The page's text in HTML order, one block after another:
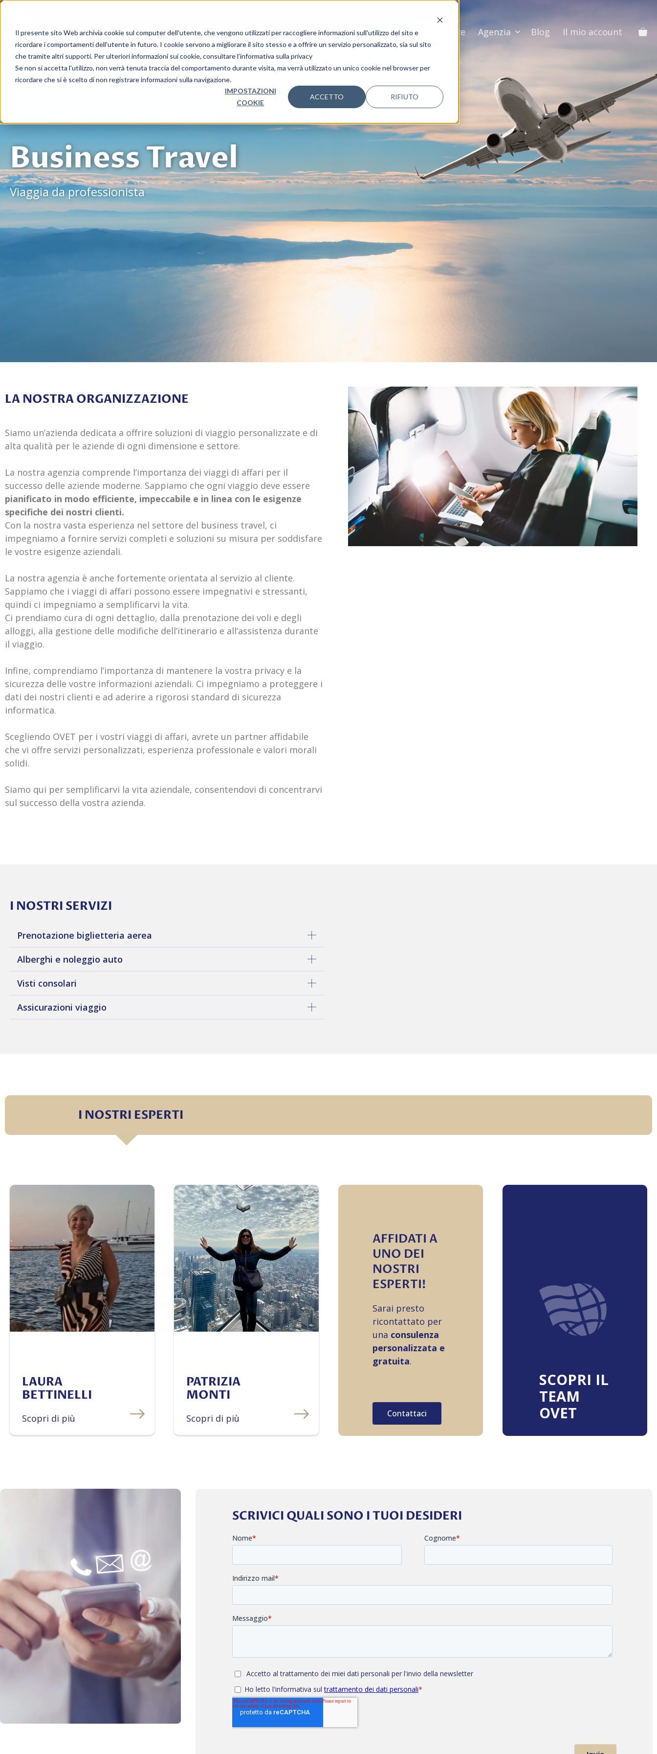
Il presente sito Web archivia cookie sul computer dell'utente, che vengono utilizzati per raccogliere informazioni sull'utilizzo del sito e
ricordare i comportamenti dell'utente in futuro. I cookie servono a migliorare il sito stesso e a offrire un servizio personalizzato, sia sul sito
che tramite altri supporti. Per ulteriori informazioni sui cookie, consultare l'informativa sulla privacy
Se non si accetta l'utilizzo, non verrà tenuta traccia del comportamento durante visita, ma verrà utilizzato un unico cookie nel browser per
ricordare che si è scelto di non registrare informazioni sulla navigazione.
IMPOSTAZIONI
COOKIE
ACCETTO RIFIUTO
Viaggi Nozze I nostri Viaggi Mondo Ovet Le tue Vacanze Agenzia Blog Il mio account
Business Travel
Viaggia da professionista
LA NOSTRA ORGANIZZAZIONE
Siamo un’azienda dedicata a offrire soluzioni di viaggio personalizzate e di
alta qualità per le aziende di ogni dimensione e settore.
La nostra agenzia comprende l’importanza dei viaggi di affari per il
successo delle aziende moderne. Sappiamo che ogni viaggio deve essere
pianificato in modo efficiente, impeccabile e in linea con le esigenze
specifiche dei nostri clienti.
Con la nostra vasta esperienza nel settore del business travel, ci
impegniamo a fornire servizi completi e soluzioni su misura per soddisfare
le vostre esigenze aziendali.
La nostra agenzia è anche fortemente orientata al servizio al cliente.
Sappiamo che i viaggi di affari possono essere impegnativi e stressanti,
quindi ci impegniamo a semplificarvi la vita.
Ci prendiamo cura di ogni dettaglio, dalla prenotazione dei voli e degli
alloggi, alla gestione delle modifiche dell’itinerario e all’assistenza durante
il viaggio.
Infine, comprendiamo l’importanza di mantenere la vostra privacy e la
sicurezza delle vostre informazioni aziendali. Ci impegniamo a proteggere i
dati dei nostri clienti e ad aderire a rigorosi standard di sicurezza
informatica.
Scegliendo OVET per i vostri viaggi di affari, avrete un partner affidabile
che vi offre servizi personalizzati, esperienza professionale e valori morali
solidi.
Siamo qui per semplificarvi la vita aziendale, consentendovi di concentrarvi
sul successo della vostra azienda.
I NOSTRI SERVIZI
Prenotazione biglietteria aerea
Alberghi e noleggio auto
Visti consolari
Assicurazioni viaggio
I NOSTRI ESPERTI
LAURA
BETTINELLI
Scopri di più
PATRIZIA
MONTI
Scopri di più
AFFIDATI A
UNO DEI
NOSTRI
ESPERTI!
Sarai presto
ricontattato per
una consulenza
personalizzata e
gratuita.
Contattaci
SCOPRI IL
TEAM
OVET
SCRIVICI QUALI SONO I TUOI DESIDERI